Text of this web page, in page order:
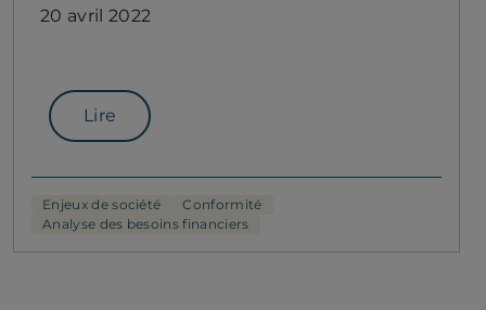
20 avril 2022
Lire
Enjeux de société
Conformité
Analyse des besoins financiers